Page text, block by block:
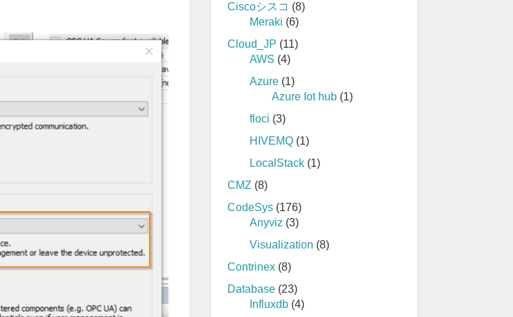
Ciscoシスコ (8)
Meraki (6)
Cloud_JP (11)
AWS (4)
Azure (1)
Azure Iot hub (1)
floci (3)
HIVEMQ (1)
LocalStack (1)
CMZ (8)
CodeSys (176)
Anyviz (3)
Visualization (8)
Contrinex (8)
Database (23)
Influxdb (4)